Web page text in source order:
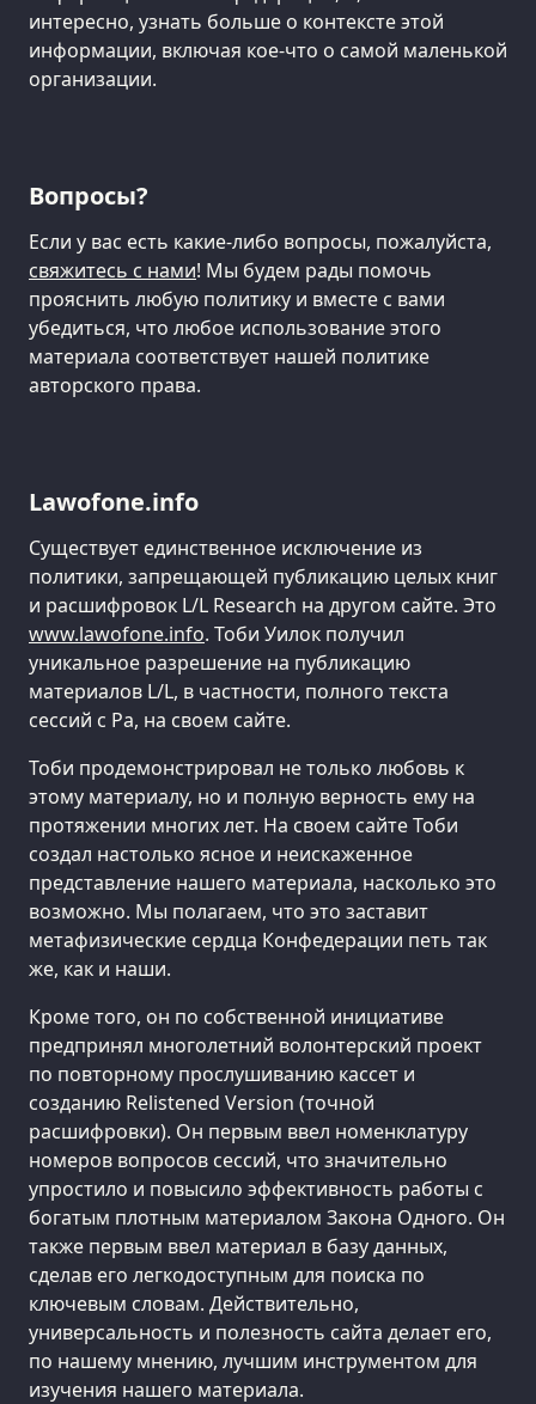
интересно, узнать больше о контексте этой
информации, включая кое-что о самой маленькой
организации.
Вопросы?
Если у вас есть какие-либо вопросы, пожалуйста,
свяжитесь с нами! Мы будем рады помочь
прояснить любую политику и вместе с вами
убедиться, что любое использование этого
материала соответствует нашей политике
авторского права.
Lawofone.info
Существует единственное исключение из
политики, запрещающей публикацию целых книг
и расшифровок L/L Research на другом сайте. Это
www.lawofone.info. Тоби Уилок получил
уникальное разрешение на публикацию
материалов L/L, в частности, полного текста
сессий с Ра, на своем сайте.
Тоби продемонстрировал не только любовь к
этому материалу, но и полную верность ему на
протяжении многих лет. На своем сайте Тоби
создал настолько ясное и неискаженное
представление нашего материала, насколько это
возможно. Мы полагаем, что это заставит
метафизические сердца Конфедерации петь так
же, как и наши.
Кроме того, он по собственной инициативе
предпринял многолетний волонтерский проект
по повторному прослушиванию кассет и
созданию Relistened Version (точной
расшифровки). Он первым ввел номенклатуру
номеров вопросов сессий, что значительно
упростило и повысило эффективность работы с
богатым плотным материалом Закона Одного. Он
также первым ввел материал в базу данных,
сделав его легкодоступным для поиска по
ключевым словам. Действительно,
универсальность и полезность сайта делает его,
по нашему мнению, лучшим инструментом для
изучения нашего материала.